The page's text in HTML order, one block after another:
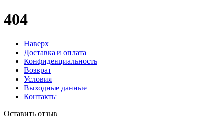
404
Наверх
Доставка и оплата
Конфиденциальность
Возврат
Условия
Выходные данные
Контакты
Оставить отзыв